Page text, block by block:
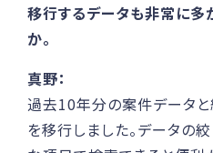
移行するデータも非常に多
か。
真野：
過去10年分の案件データ
を移行しました。データの